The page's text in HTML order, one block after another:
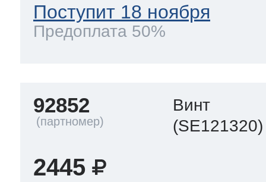
Поступит 18 ноября
Предоплата 50%
92852
Винт
(SE121320)
2445